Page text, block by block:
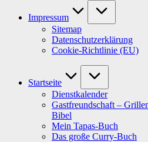
Impressum
Sitemap
Datenschutzerklärung
Cookie-Richtlinie (EU)
Startseite
Dienstkalender
Gastfreundschaft –
Bibel
Mein Tapas-Buch
Das große Curry-Buch